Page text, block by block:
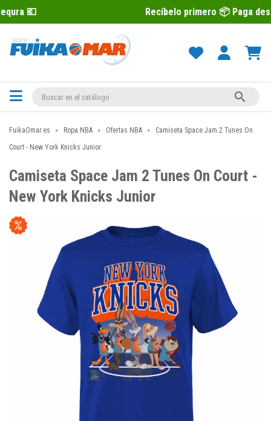
Recíbelo primero 📦 Paga después con

FuikaOmar.es Ropa NBA Ofertas NBA
Camiseta Space Jam 2 Tunes On
Court - New York Knicks Junior
Camiseta Space Jam 2 Tunes On Court -
New York Knicks Junior